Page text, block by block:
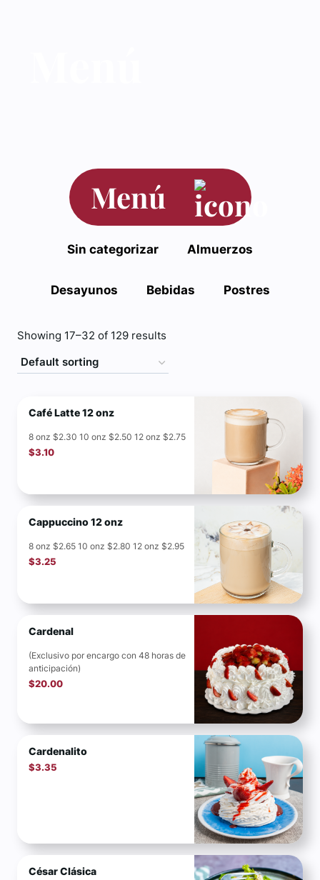
Menú
Sin categorizar Almuerzos
Desayunos Bebidas Postres
Showing 17–32 of 129 results
Café Latte 12 onz
8 onz $2.30 10 onz $2.50 12 onz $2.75
$3.10
Cappuccino 12 onz
8 onz $2.65 10 onz $2.80 12 onz $2.95
$3.25
Cardenal
(Exclusivo por encargo con 48 horas de
anticipación)
$20.00
Cardenalito
$3.35
César Clásica